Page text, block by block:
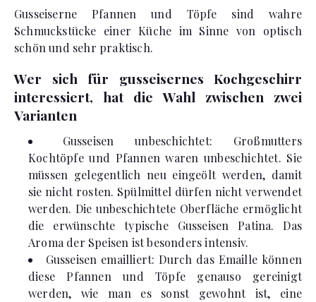
Gusseiserne Pfannen und Töpfe sind wahre
Schmuckstücke einer Küche im Sinne von optisch
schön und sehr praktisch.
Wer sich für gusseisernes Kochgeschirr
interessiert, hat die Wahl zwischen zwei
Varianten
Gusseisen unbeschichtet: Großmutters
Kochtöpfe und Pfannen waren unbeschichtet. Sie
müssen gelegentlich neu eingeölt werden, damit
sie nicht rosten. Spülmittel dürfen nicht verwendet
werden. Die unbeschichtete Oberfläche ermöglicht
die erwünschte typische Gusseisen Patina. Das
Aroma der Speisen ist besonders intensiv.
Gusseisen emailliert: Durch das Emaille können
diese Pfannen und Töpfe genauso gereinigt
werden, wie man es sonst gewohnt ist, eine